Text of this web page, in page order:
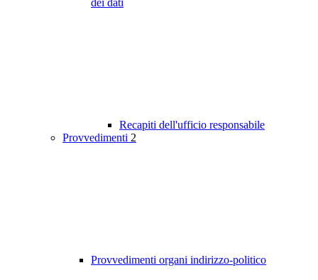
dei dati
Recapiti dell'ufficio responsabile
Provvedimenti 2
Provvedimenti organi indirizzo-politico